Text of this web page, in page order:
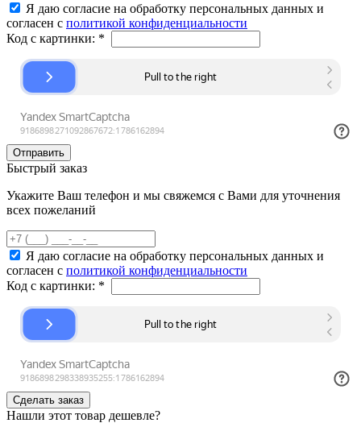
Я даю согласие на обработку персональных данных и
согласен с политикой конфиденциальности
Код с картинки: *
Быстрый заказ
Укажите Ваш телефон и мы свяжемся с Вами для уточнения
всех пожеланий
Я даю согласие на обработку персональных данных и
согласен с политикой конфиденциальности
Код с картинки: *
Нашли этот товар дешевле?